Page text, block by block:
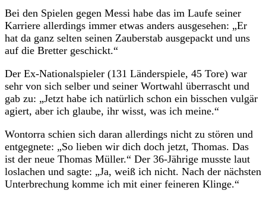
Bei den Spielen gegen Messi habe das im Laufe seiner
Karriere allerdings immer etwas anders ausgesehen: „Er
hat da ganz selten seinen Zauberstab ausgepackt und uns
auf die Bretter geschickt.“
Der Ex-Nationalspieler (131 Länderspiele, 45 Tore) war
sehr von sich selber und seiner Wortwahl überrascht und
gab zu: „Jetzt habe ich natürlich schon ein bisschen vulgär
agiert, aber ich glaube, ihr wisst, was ich meine.“
Wontorra schien sich daran allerdings nicht zu stören und
entgegnete: „So lieben wir dich doch jetzt, Thomas. Das
ist der neue Thomas Müller.“ Der 36-Jährige musste laut
loslachen und sagte: „Ja, weiß ich nicht. Nach der nächsten
Unterbrechung komme ich mit einer feineren Klinge.“